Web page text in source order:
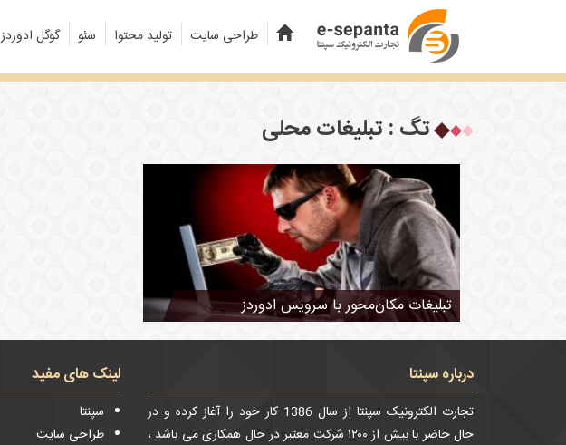
طراحی سایت تولید محتوا سئو گوگل ادوردز
تگ : تبلیغات محلی
تبلیغات مکان‌محور با سرویس ادوردز
درباره سپنتا
تجارت الکترونیک سپنتا از سال 1386 کار خود را آغاز کرده و در
حال حاضر با بیش از ۱۲۰۰ شرکت معتبر در حال همکاری می باشد ،
لینک های مفید
سپنتا
طراحی سایت